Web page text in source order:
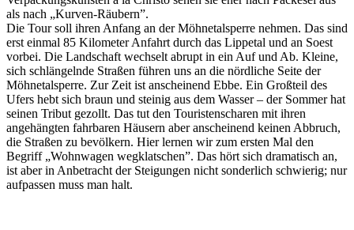
als nach „Kurven-Räubern”.
Die Tour soll ihren Anfang an der Möhnetalsperre nehmen. Das sind
erst einmal 85 Kilometer Anfahrt durch das Lippetal und an Soest
vorbei. Die Landschaft wechselt abrupt in ein Auf und Ab. Kleine,
sich schlängelnde Straßen führen uns an die nördliche Seite der
Möhnetalsperre. Zur Zeit ist anscheinend Ebbe. Ein Großteil des
Ufers hebt sich braun und steinig aus dem Wasser – der Sommer hat
seinen Tribut gezollt. Das tut den Touristenscharen mit ihren
angehängten fahrbaren Häusern aber anscheinend keinen Abbruch,
die Straßen zu bevölkern. Hier lernen wir zum ersten Mal den
Begriff „Wohnwagen wegklatschen”. Das hört sich dramatisch an,
ist aber in Anbetracht der Steigungen nicht sonderlich schwierig; nur
aufpassen muss man halt.